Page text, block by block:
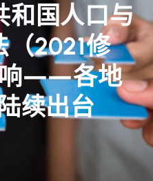
和国人口与
（2021修
响——各地
续出台